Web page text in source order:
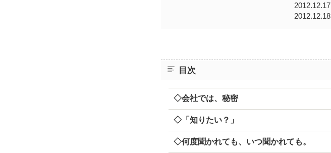
目次
◇会社では、秘密
◇「知りたい？」
◇何度聞かれても、いつ聞かれても。